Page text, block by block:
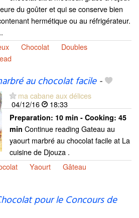
du goûter et qui se conserve bien
hermétique ou au réfrigérateur.
Chocolat
Doubles
au chocolat facile-
ma cabane aux délices
04/12/16
18:33
Preparation: 10 min - Cooking: 45
min Continue reading Gateau au
yaourt marbré au chocolat facile at La
cuisine de Djouza .
Yaourt
Gâteau
pour le Concours de